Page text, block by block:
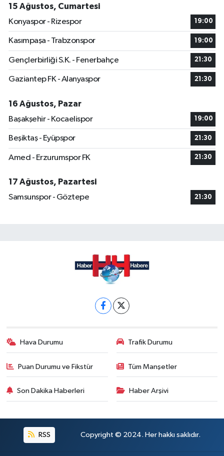
15 Ağustos, Cumartesi
Konyaspor - Rizespor
19:00
Kasımpaşa - Trabzonspor 19:00
Gençlerbirliği S.K. - Fenerbahçe 21:30
Gaziantep FK - Alanyaspor 21:30
16 Ağustos, Pazar
Başakşehir - Kocaelispor
19:00
Beşiktaş - Eyüpspor 21:30
Amed - Erzurumspor FK 21:30
17 Ağustos, Pazartesi
Samsunspor - Göztepe
21:30
Hava Durumu Trafik Durumu
Puan Durumu ve Fikstür Tüm Manşetler
Son Dakika Haberleri Haber Arşivi
RSS Copyright © 2024. Her hakkı saklıdır.